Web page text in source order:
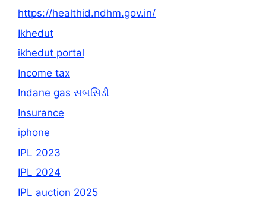
https://healthid.ndhm.gov.in/
Ikhedut
ikhedut portal
Income tax
Indane gas સબસિડી
Insurance
iphone
IPL 2023
IPL 2024
IPL auction 2025